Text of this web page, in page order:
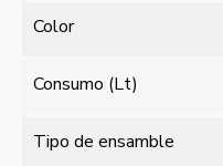
Color
Consumo (Lt)
Tipo de ensamble